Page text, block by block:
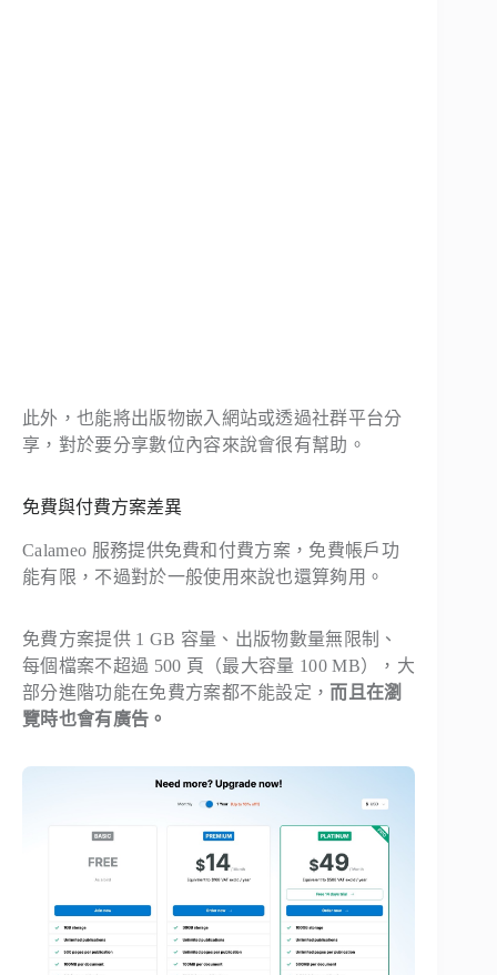
此外，也能將出版物嵌入網站或透過社群平台分
享，對於要分享數位內容來說會很有幫助。
免費與付費方案差異
Calameo 服務提供免費和付費方案，免費帳戶功
能有限，不過對於一般使用來說也還算夠用。
免費方案提供 1 GB 容量、出版物數量無限制、
每個檔案不超過 500 頁（最大容量 100 MB），大
部分進階功能在免費方案都不能設定， 而且在瀏
覽時也會有廣告。